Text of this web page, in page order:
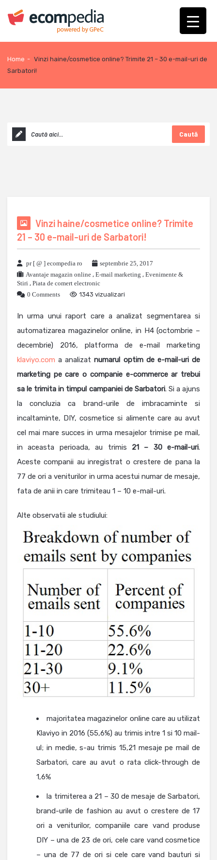
Home - Vinzi haine/cosmetice online? Trimite 21 – 30 e-mail-uri de
Sarbatori!
Caută
Vinzi haine/cosmetice online? Trimite
21 – 30 e-mail-uri de Sarbatori!
pr [ @ ] ecompedia ro
septembrie 25, 2017
Avantaje magazin online , E-mail marketing , Evenimente &
Stiri , Piata de comert electronic
0 Comments
1343 vizualizari
In urma unui raport care a analizat segmentarea si
automatizarea magazinelor online, in H4 (octombrie –
decembrie) 2016, platforma de e-mail marketing
klaviyo.com a analizatnumarul optim de e-mail-uri de
marketing pe care o companie e-commerce ar trebui
sa le trimita in timpul campaniei de Sarbatori. Si a ajuns
la concluzia ca brand-urile de imbracaminte si
incaltaminte, DIY, cosmetice si alimente care au avut
cel mai mare succes in urma mesajelor trimise pe mail,
in aceasta perioada, au trimis 21 – 30 e-mail-uri.
Aceste companii au inregistrat o crestere de pana la
77 de ori a veniturilor in urma acestui numar de mesaje,
fata de anii in care trimiteau 1 – 10 e-mail-uri.
Alte observatii ale studiului:
majoritatea magazinelor online care au utilizat
Klaviyo in 2016 (55,6%) au trimis intre 1 si 10 mail-
ul; in medie, s-au trimis 15,21 mesaje pe mail de
Sarbatori, care au avut o rata click-through de
1,6%
la trimiterea a 21 – 30 de mesaje de Sarbatori,
brand-urile de fashion au avut o crestere de 17
ori a veniturilor, companiile care vand produse
DIY – una de 23 de ori, cele care vand cosmetice
– una de 77 de ori si cele care vand bauturi si